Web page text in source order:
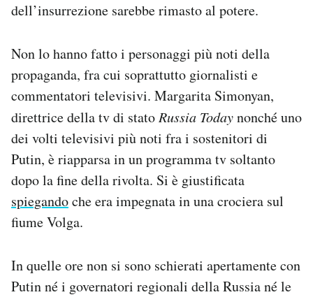
dell’insurrezione sarebbe rimasto al potere.
Non lo hanno fatto i personaggi più noti della
propaganda, fra cui soprattutto giornalisti e
commentatori televisivi. Margarita Simonyan,
direttrice della tv di statoRussia Todaynonché uno
dei volti televisivi più noti fra i sostenitori di
Putin, è riapparsa in un programma tv soltanto
dopo la fine della rivolta. Si è giustificata
spiegandoche era impegnata in una crociera sul
fiume Volga.
In quelle ore non si sono schierati apertamente con
Putin né i governatori regionali della Russia né le